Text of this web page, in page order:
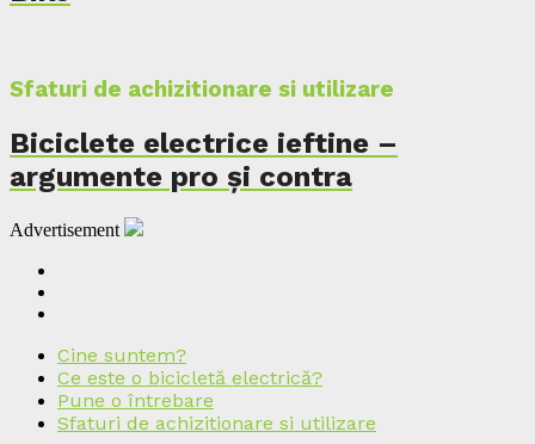
Sfaturi de achizitionare si utilizare
Biciclete electrice ieftine –
argumente pro și contra
Advertisement
Cine suntem?
Ce este o bicicletă electrică?
Pune o întrebare
Sfaturi de achizitionare si utilizare